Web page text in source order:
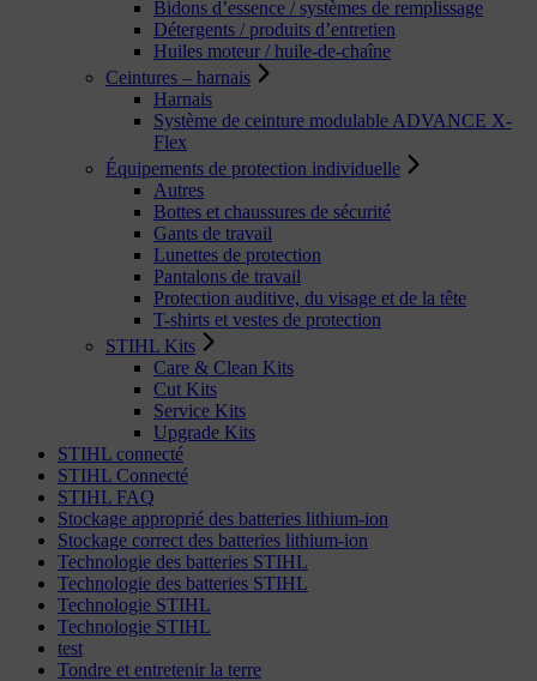
Bidons d’essence / systèmes de remplissage
Détergents / produits d’entretien
Huiles moteur / huile-de-chaîne
Ceintures – harnais
Harnais
Système de ceinture modulable ADVANCE X-
Flex
Équipements de protection individuelle
Autres
Bottes et chaussures de sécurité
Gants de travail
Lunettes de protection
Pantalons de travail
Protection auditive, du visage et de la tête
T-shirts et vestes de protection
STIHL Kits
Care & Clean Kits
Cut Kits
Service Kits
Upgrade Kits
STIHL connecté
STIHL Connecté
STIHL FAQ
Stockage approprié des batteries lithium-ion
Stockage correct des batteries lithium-ion
Technologie des batteries STIHL
Technologie des batteries STIHL
Technologie STIHL
Technologie STIHL
test
Tondre et entretenir la terre